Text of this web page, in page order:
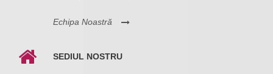
Echipa Noastră
SEDIUL NOSTRU